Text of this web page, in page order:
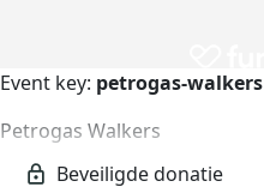
Event key: petrogas-walkers
Petrogas Walkers
petrogas-walkers